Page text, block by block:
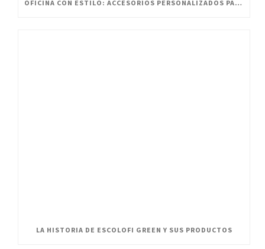
OFICINA CON ESTILO: ACCESORIOS PERSONALIZADOS PARA UN ESPACIO INNOVADOR
LA HISTORIA DE ESCOLOFI GREEN Y SUS PRODUCTOS